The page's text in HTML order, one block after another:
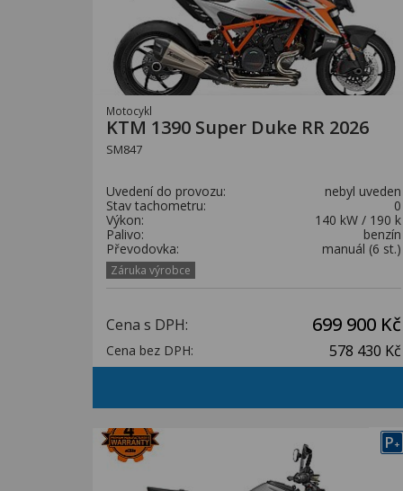
Motocykl
KTM 1390 Super Duke RR 2026
SM847
Uvedení do provozu:
nebyl uveden
Stav tachometru:
0
Výkon:
140 kW / 190 k
Palivo:
benzín
Převodovka:
manuál (6 st.)
Záruka výrobce
Cena s DPH: 699 900 Kč
Cena bez DPH: 578 430 Kč
P+